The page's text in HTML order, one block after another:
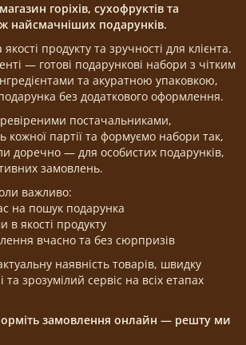
горіхів, сухофруктів та
найсмачніших подарунків.
продукту та зручності для клієнта.
— готові подарункові набори з чітким
та акуратною упаковкою,
без додаткового оформлення.
постачальниками,
кожної партії та формуємо набори так,
доречно — для особистих подарунків,
замовлень.
важливо:
на пошук подарунка
якості продукту
вчасно та без сюрпризів
наявність товарів, швидку
та зрозумілий сервіс на всіх етапах
замовлення онлайн — решту ми